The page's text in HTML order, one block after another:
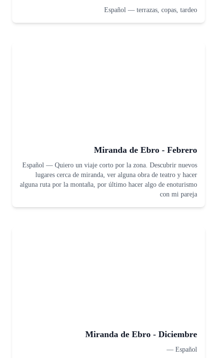
Español — terrazas, copas, tardeo
Miranda de Ebro - Febrero
Español — Quiero un viaje corto por la zona. Descubrir nuevos
lugares cerca de miranda, ver alguna obra de teatro y hacer
alguna ruta por la montaña, por último hacer algo de enoturismo
con mi pareja
Miranda de Ebro - Diciembre
Español
—